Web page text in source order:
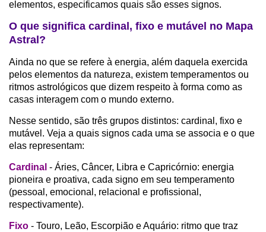
elementos, especificamos quais são esses signos.
O que significa cardinal, fixo e mutável no Mapa
Astral?
Ainda no que se refere à energia, além daquela exercida
pelos elementos da natureza, existem temperamentos ou
ritmos astrológicos que dizem respeito à forma como as
casas interagem com o mundo externo.
Nesse sentido, são três grupos distintos: cardinal, fixo e
mutável. Veja a quais signos cada uma se associa e o que
elas representam:
Cardinal - Áries, Câncer, Libra e Capricórnio: energia
pioneira e proativa, cada signo em seu temperamento
(pessoal, emocional, relacional e profissional,
respectivamente).
Fixo - Touro, Leão, Escorpião e Aquário: ritmo que traz